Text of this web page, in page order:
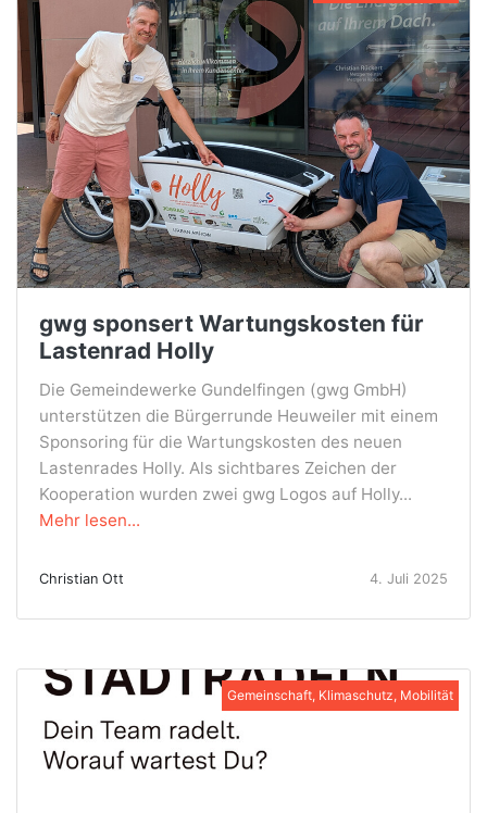
gwg sponsert Wartungskosten für
Lastenrad Holly
Die Gemeindewerke Gundelfingen (gwg GmbH)
unterstützen die Bürgerrunde Heuweiler mit einem
Sponsoring für die Wartungskosten des neuen
Lastenrades Holly. Als sichtbares Zeichen der
Kooperation wurden zwei gwg Logos auf Holly...
Mehr lesen...
Christian Ott 4. Juli 2025
Gemeinschaft, Klimaschutz, Mobilität